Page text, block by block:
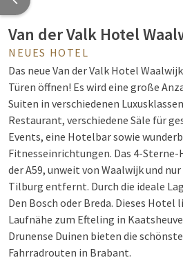
Van der Valk Hotel
NEUES HOTEL
Das neue Van der Valk Hotel
Türen öffnen! Es wird eine große
Suiten in verschiedenen
Restaurant, verschiedene Säle für
Events, eine Hotelbar sowie
Fitnesseinrichtungen. Das 4-
der A59, unweit von Waalwijk und
Tilburg entfernt. Durch die ideale
Den Bosch oder Breda. Dieses
Laufnähe zum Efteling in
Drunense Duinen bieten die
Fahrradrouten in Brabant.